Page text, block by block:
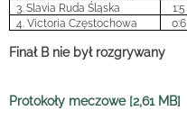
3. Slavia Ruda Śląska
1:5
4. Victoria Częstochowa
0:6
Finał B nie był rozgrywany
Protokoły meczowe [2,61 MB]